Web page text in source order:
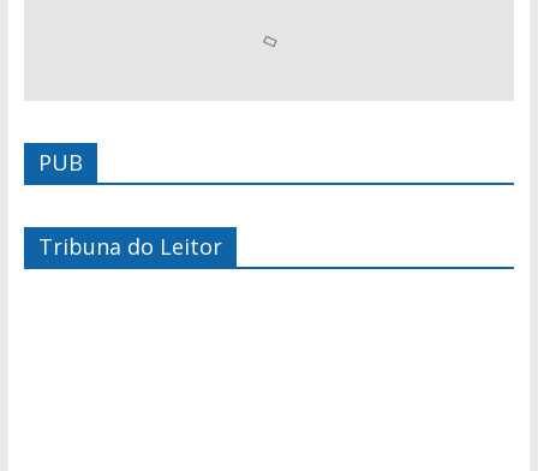
PUB
Tribuna do Leitor